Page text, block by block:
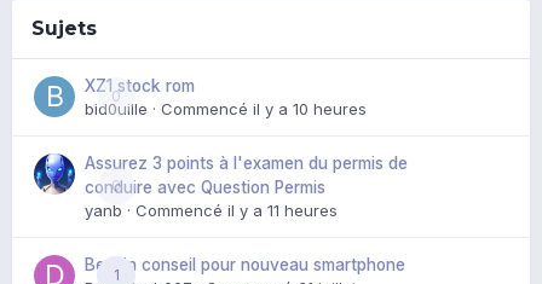
Sujets
0
XZ1 stock rom
bid0uille · Commencé il y a 10 heures
0
Assurez 3 points à l'examen du permis de
conduire avec Question Permis
yanb · Commencé il y a 11 heures
1
Besoin conseil pour nouveau smartphone